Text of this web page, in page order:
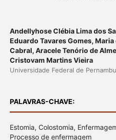
Andellyhose Clébia Lima dos
Eduardo Tavares Gomes,
Cabral, Aracele Tenório de
Cristovam Martins Vieira
Universidade Federal de
PALAVRAS-CHAVE:
Estomia, Colostomia,
Processo de enfermagem